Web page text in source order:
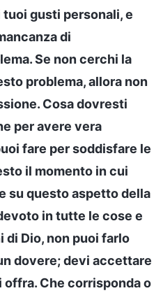
gusti personali, e
di
Se non cerchi la
problema, allora non
Cosa dovresti
per avere vera
fare per soddisfare le
il momento in cui
su questo aspetto della
in tutte le cose e
Dio, non puoi farlo
dovere; devi accettare
Che corrisponda o